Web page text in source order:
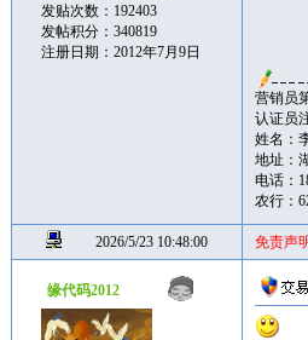
发贴次数：192403
发帖积分：340819
注册日期：2012年7月9日
营销员
认证员
姓名：
地址：
电话：
农行：
2026/5/23 10:48:00 免责声
缘代码2012